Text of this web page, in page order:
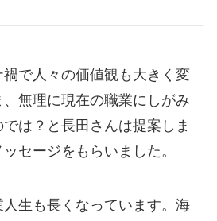
禍で人々の価値観も大きく変
無理に現在の職業にしがみ
は？と長田さんは提案しま
セージをもらいました。
人生も長くなっています。海